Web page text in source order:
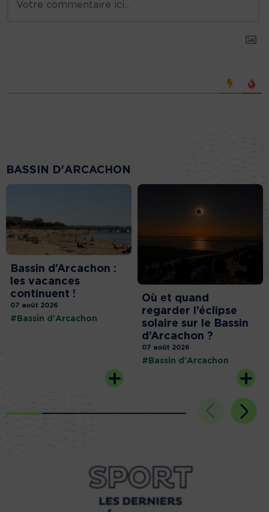
BASSIN D'ARCACHON
Bassin d’Arcachon :
les vacances
continuent !
07 août 2026
#Bassin d'Arcachon
Où et quand
regarder l’éclipse
solaire sur le Bassin
d’Arcachon ?
07 août 2026
#Bassin d'Arcachon